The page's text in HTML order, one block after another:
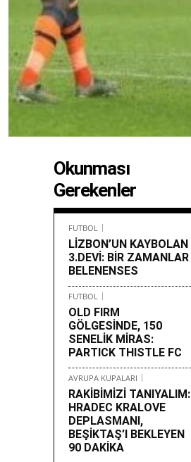
Okunması
Gerekenler
FUTBOL
LİZBON’UN KAYBOLAN
3.DEVİ: BİR ZAMANLAR
BELENENSES
FUTBOL
OLD FIRM
GÖLGESİNDE, 150
SENELİK MİRAS:
PARTICK THISTLE FC
AVRUPA KUPALARI
RAKİBİMİZİ TANIYALIM:
HRADEC KRALOVE
DEPLASMANI,
BEŞİKTAŞ’I BEKLEYEN
90 DAKİKA